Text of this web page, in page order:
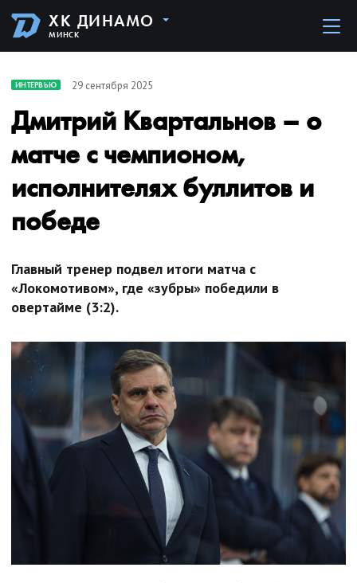
ХК ДИНАМО
МИНСК
ИНТЕРВЬЮ 29 сентября 2025
Дмитрий Квартальнов – о
матче с чемпионом,
исполнителях буллитов и
победе
Главный тренер подвел итоги матча с
«Локомотивом», где «зубры» победили в
овертайме (3:2).